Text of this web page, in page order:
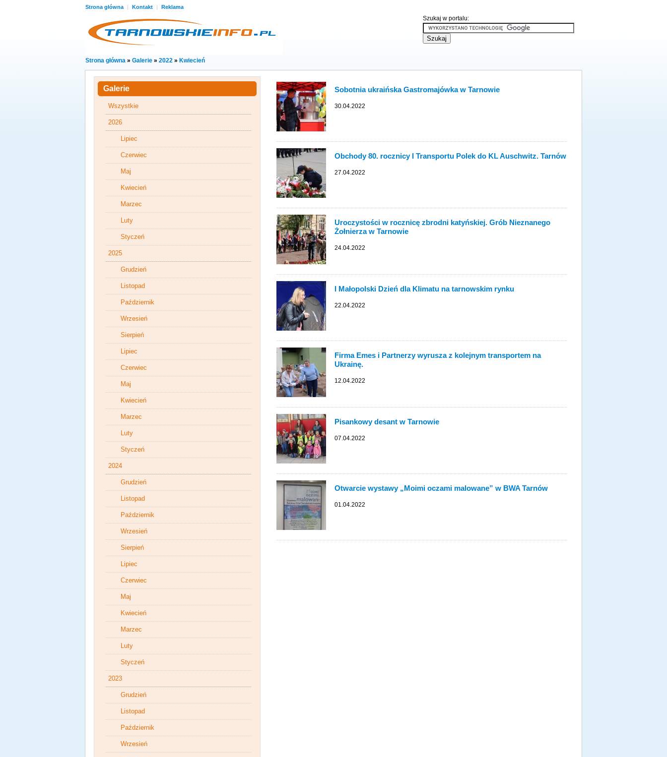
Strona główna | Kontakt | Reklama
Szukaj w portalu:
Strona główna » Galerie » 2022 » Kwiecień
Sobotnia ukraińska Gastromajówka w Tarnowie
30.04.2022
Obchody 80. rocznicy I Transportu Polek do KL Auschwitz. Tarnów
27.04.2022
Uroczystości w rocznicę zbrodni katyńskiej. Grób Nieznanego
Żołnierza w Tarnowie
24.04.2022
I Małopolski Dzień dla Klimatu na tarnowskim rynku
22.04.2022
Firma Emes i Partnerzy wyrusza z kolejnym transportem na
Ukrainę.
12.04.2022
Pisankowy desant w Tarnowie
07.04.2022
Otwarcie wystawy „Moimi oczami malowane” w BWA Tarnów
01.04.2022
Galerie
Wszystkie
2026
Lipiec
Czerwiec
Maj
Kwiecień
Marzec
Luty
Styczeń
2025
Grudzień
Listopad
Październik
Wrzesień
Sierpień
Lipiec
Czerwiec
Maj
Kwiecień
Marzec
Luty
Styczeń
2024
Grudzień
Listopad
Październik
Wrzesień
Sierpień
Lipiec
Czerwiec
Maj
Kwiecień
Marzec
Luty
Styczeń
2023
Grudzień
Listopad
Październik
Wrzesień